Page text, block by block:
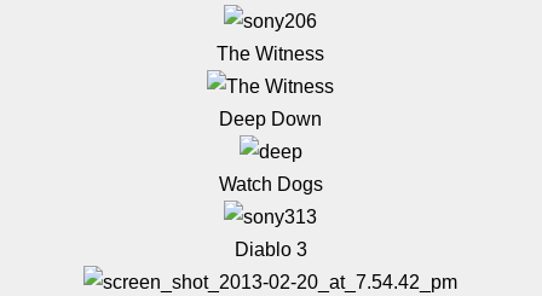
The Witness
Deep Down
Watch Dogs
Diablo 3